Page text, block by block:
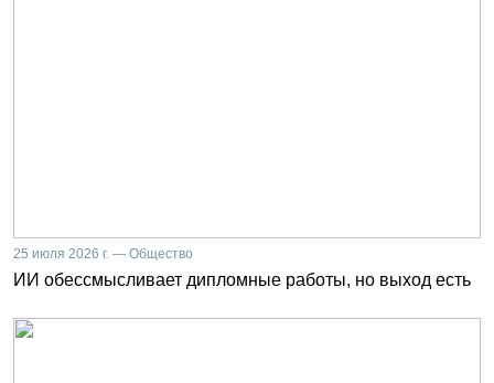
25 июля 2026 г. — Общество
ИИ обессмысливает дипломные работы, но выход есть